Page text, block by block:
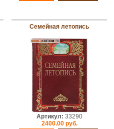
Семейная летопись
Артикул: 33290
2400.00 руб.